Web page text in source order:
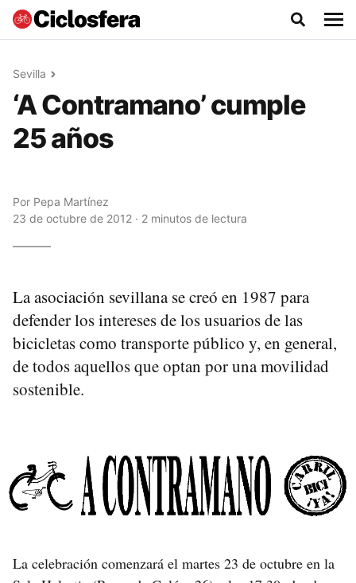
Sevilla
‘A Contramano’ cumple
25 años
Por Pepa Martínez
23 de octubre de 2012 · 2 minutos de lectura
La asociación sevillana se creó en 1987 para
defender los intereses de los usuarios de las
bicicletas como transporte público y, en general,
de todos aquellos que optan por una movilidad
sostenible.
La celebración comenzará el martes 23 de octubre en la